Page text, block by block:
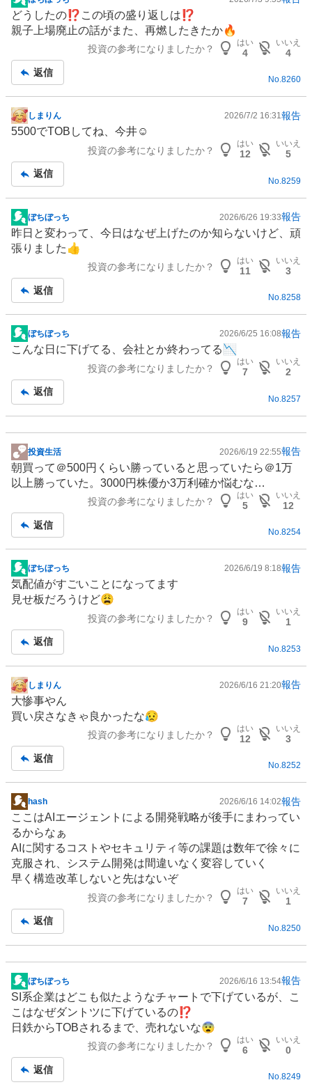
掲
示
板
どうしたの⁉️この頃の盛り返しは⁉️
親子上場廃止の話がまた、再燃したきたか🔥
投資の参考になりましたか？
はい
4
いいえ
4
返信
No.8260
掲
示
事
しまりん 2026/7/2 16:31報告
5500でTOBしてね、今井☺️
投資の参考になりましたか？
はい
12
いいえ
5
返信
No. 8259
掲
示
板
ぼちぼっち 2026/6/26 19:33報告
昨日と変わって、今日はなぜ上げたのか知らないけど、頑
張りました👍
投資の参考になりましたか？
はい
11
いいえ
3
返信
No.8258
掲
示
事
ぼちぼっち 2026/6/25 16:08報告
こんな日に下げてる、会社とか終わってる📉
投資の参考になりましたか？
はい
7
いいえ
2
返信
No. 8257
掲
示
板
投資生活 2026/6/19 22:55報告
朝買って＠500円くらい勝っていると思っていたら＠1万
以上勝っていた。3000円株優か3万利確か悩むな…
投資の参考になりましたか？
はい
5
いいえ
12
返信
No.8254
掲
示
板
ぼちぼっち 2026/6/19 8:18報告
気配値がすごいことになってます
見せ板だろうけど😩
投資の参考になりましたか？
はい
9
いいえ
1
返信
No. 8253
掲
示
板
しまりん 2026/6/16 21:20報告
大惨事やん
買い戻さなきゃ良かったな😥
投資の参考になりましたか？
はい
12
いいえ
3
返信
No.8252
掲
示
板
記
事
hash 2026/6/16 14:02報告
ここはAIエージェント による開発戦略が後手にまわってい
るからなぁ
AIに関するコストやセキュリティ等の課題は数年で徐々に
克服され、システム開発は間違いなく変容していく
早く構造改革しないと先はないぞ
投資の参考になりましたか？
はい
7
いいえ
1
返信
No. 8250
掲
示
板
記
ぼちぼっち 2026/6/16 13:54報告
SI系企業はどこも似たようなチャートで下げているが、こ
こはなぜダントツに下げているの⁉️
日鉄からTOBされるまで、売れないな😨
投資の参考になりましたか？
はい
6
いいえ
0
返信
No.8249